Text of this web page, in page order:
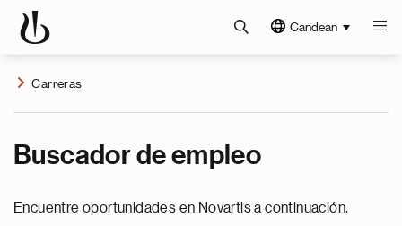
Candean
Carreras
Buscador de empleo
Encuentre oportunidades en Novartis a continuación.